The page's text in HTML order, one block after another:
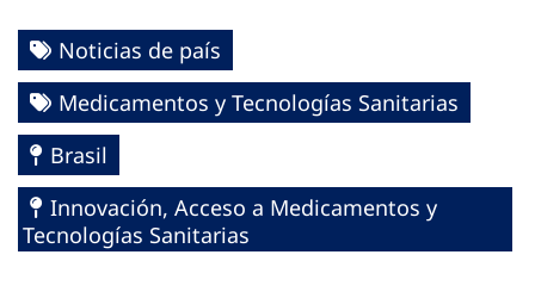
Noticias de país
Medicamentos y Tecnologías Sanitarias
Brasil
Innovación, Acceso a Medicamentos y
Tecnologías Sanitarias